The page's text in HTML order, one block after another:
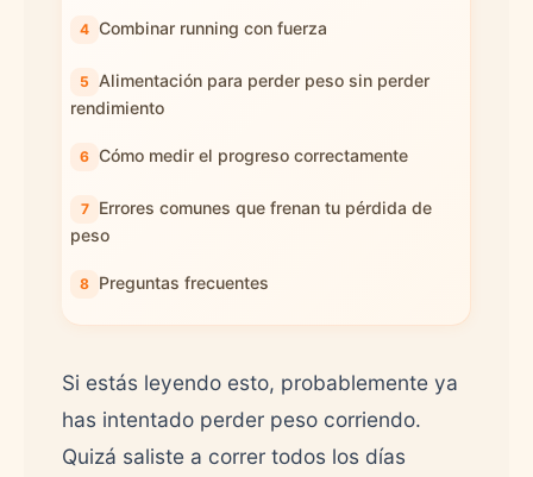
Combinar running con fuerza
Alimentación para perder peso sin perder
rendimiento
Cómo medir el progreso correctamente
Errores comunes que frenan tu pérdida de
peso
Preguntas frecuentes
Si estás leyendo esto, probablemente ya
has intentado perder peso corriendo.
Quizá saliste a correr todos los días